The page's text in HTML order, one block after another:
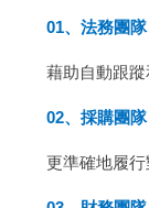
01、法務團隊
藉助自動跟蹤
02、採購團隊
更準確地履